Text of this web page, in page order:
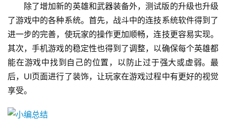
除了增加新的英雄和武器装备外，测试版的升级也升级
了游戏中的各种系统。首先，战斗中的连技系统软件得到了
进一步的完善，使玩家的操作更加顺畅，连技更容易实现。
其次，手机游戏的稳定性也得到了调整，以确保每个英雄都
能在游戏中找到自己的位置，以防止过于强大或虚弱。最
后，UI页面进行了装饰，让玩家在游戏过程中有更好的视觉
享受。